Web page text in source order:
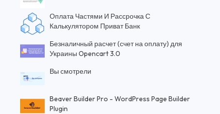
Оплата Частями И Рассрочка С
Калькулятором Приват Банк
Безналичный расчет (счет на оплату) для
Украины Opencart 3.0
Вы смотрели
Beaver Builder Pro - WordPress Page Builder
Plugin